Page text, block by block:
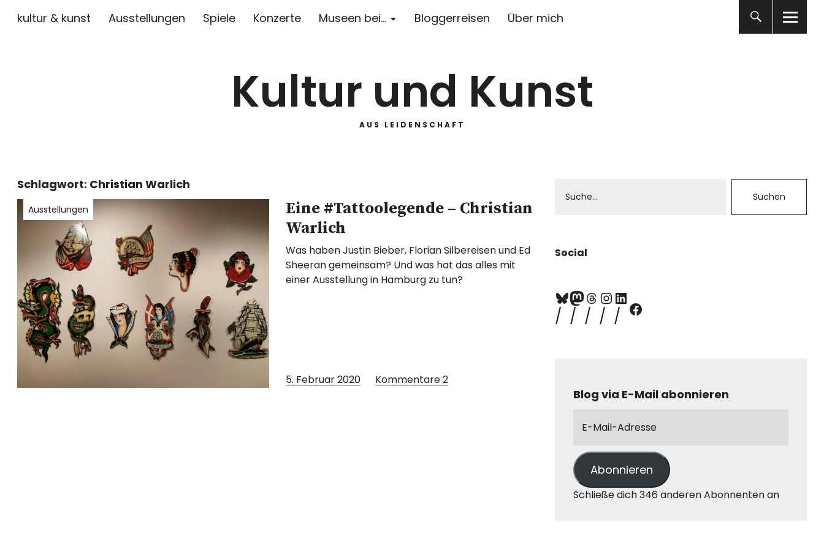
kultur & kunst Ausstellungen Spiele Konzerte Museen bei… Bloggerreisen Über mich
Kultur und Kunst
AUS LEIDENSCHAFT
Schlagwort: Christian Warlich
Ausstellungen
Eine #Tattoolegende – Christian
Warlich
Was haben Justin Bieber, Florian Silbereisen und Ed
Sheeran gemeinsam? Und was hat das alles mit
einer Ausstellung in Hamburg zu tun?
5. Februar 2020 Kommentare2
Social
Blog via E-Mail abonnieren
Abonnieren
Schließe dich 346 anderen Abonnenten an